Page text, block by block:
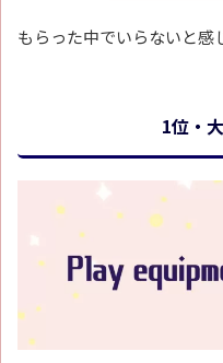
もらった中でいらないと感
1位・